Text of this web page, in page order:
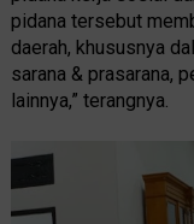
pidana tersebut
daerah, khususnya
sarana & prasarana,
lainnya,” terangnya.